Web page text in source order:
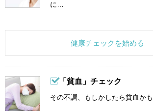
に…
健康チェックを始める
「貧血」チェック
その不調、もしかしたら貧血か